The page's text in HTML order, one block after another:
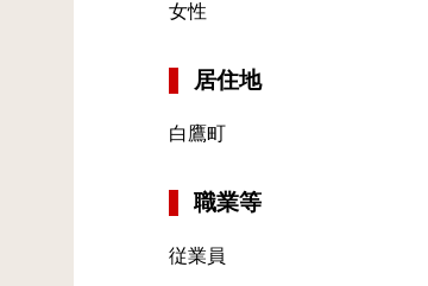
女性
居住地
白鷹町
職業等
従業員